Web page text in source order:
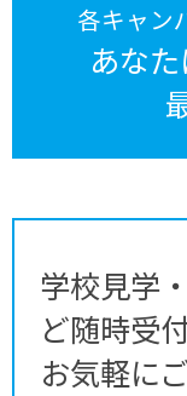
各キャン
あな
学校見学
ど随時受
お気軽に